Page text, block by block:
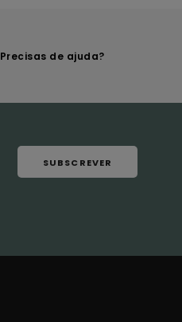
Precisas de ajuda?
SUBSCREVER